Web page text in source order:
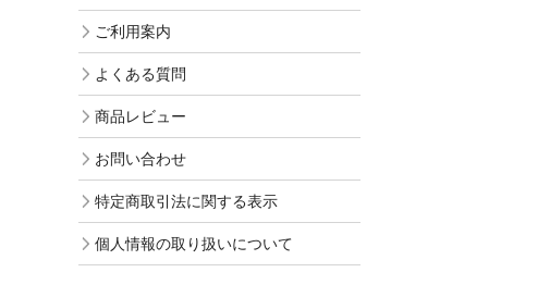
ご利用案内
よくある質問
商品レビュー
お問い合わせ
特定商取引法に関する表示
個人情報の取り扱いについて